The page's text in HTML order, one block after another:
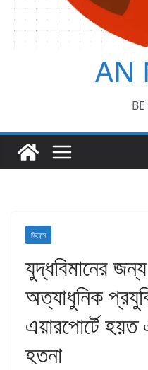
AN
ডিফেন্স
যুদ্ধবিমানের
অত্যাধুনিক
এয়ারপোর্টে
হতনা